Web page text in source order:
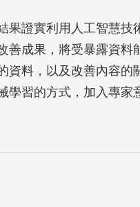
果證實利用人工智慧技
善成果，將受暴露資料
資料，以及改善內容的
學習的方式，加入專
品製造業生產流程、設
安全衛生管理計畫或職